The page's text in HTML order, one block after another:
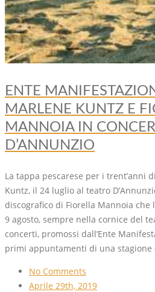
ENTE
MARLENE KUNTZ E
MANNOIA IN
D’ANNUNZIO
La tappa pescarese per i trent’anni
Kuntz, il 24 luglio al teatro
discografico di Fiorella Mannoia che
9 agosto, sempre nella cornice del
concerti, promossi dall’Ente
primi appuntamenti di una stagione
No Comments
Aprile 29th, 2019